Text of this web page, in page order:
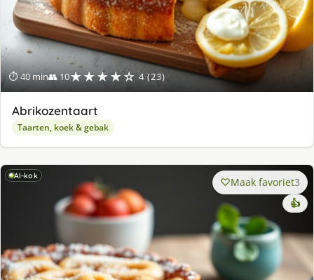
⏱ 40 min👥 10★★★★☆ 4 (23)
Abrikozentaart
Taarten, koek & gebak
AI-kok Maak favoriet3
👍